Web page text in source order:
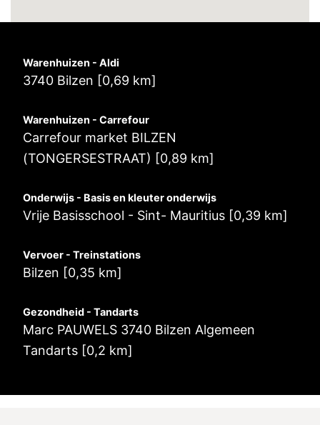
Warenhuizen - Aldi
3740 Bilzen [0,69 km]
Warenhuizen - Carrefour
Carrefour market BILZEN
(TONGERSESTRAAT) [0,89 km]
Onderwijs - Basis en kleuter onderwijs
Vrije Basisschool - Sint- Mauritius [0,39 km]
Vervoer - Treinstations
Bilzen [0,35 km]
Gezondheid - Tandarts
Marc PAUWELS 3740 Bilzen Algemeen
Tandarts [0,2 km]